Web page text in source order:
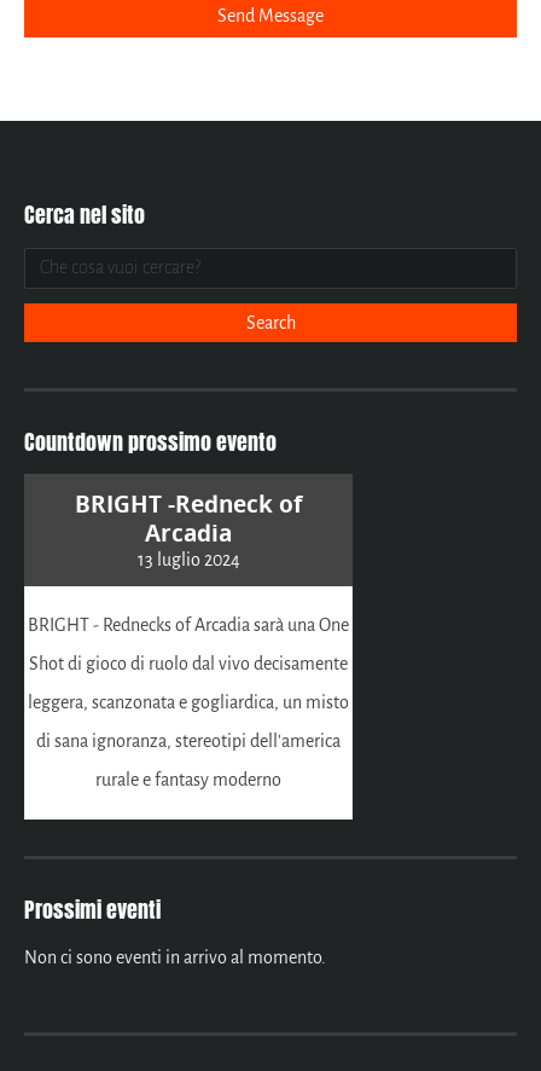
Cerca nel sito
Countdown prossimo evento
BRIGHT -Redneck of
Arcadia
13 luglio 2024
BRIGHT - Rednecks of Arcadia sarà una One
Shot di gioco di ruolo dal vivo decisamente
leggera, scanzonata e gogliardica, un misto
di sana ignoranza, stereotipi dell'america
rurale e fantasy moderno
Prossimi eventi
Non ci sono eventi in arrivo al momento.